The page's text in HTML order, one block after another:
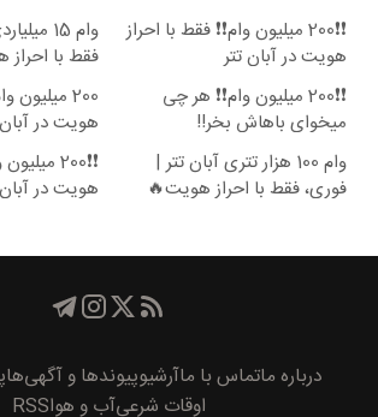
❗❗200 میلیون وام❗❗ فقط با احراز
هویت در آبان تتر
وام 15
فقط با
❗❗200 میلیون وام❗❗ هر چی
میخوای باهاش بخر!!
200 میلیون
هویت در
وام 100 هزار تتری آبان تتر |
فوری، فقط با احراز هویت🔥
❗❗200
هویت در
درباره ماتماس با ماآرشیوپیوند‌ها و آگهی‌ها
اوقات شرعیآب و هواRSS